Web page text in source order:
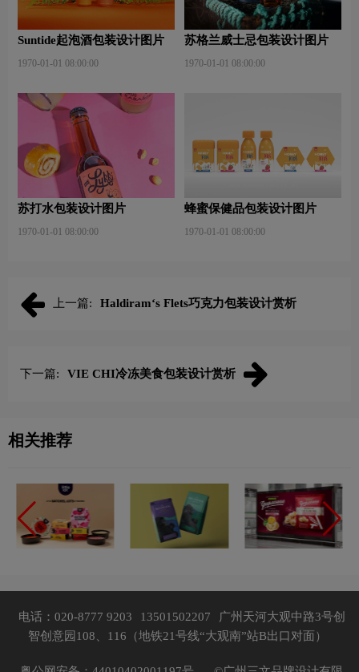
Suntide起泡酒包装设计图片
1970-01-01 08:00:00
苏格兰威士忌包装设计图片
1970-01-01 08:00:00
苏打水包装设计图片
1970-01-01 08:00:00
蜂蜜保健品包装设计图片
1970-01-01 08:00:00
上一篇: Haldiram‘s Flets巧克力包装设计赏析
下一篇: VIE CHI冷冻美食包装设计赏析
相关推荐
电话：020-8777 9203 13501502207
广州天河大观中路3号创
智创意园108、116（地铁21号线“大观南”站B出口对面）